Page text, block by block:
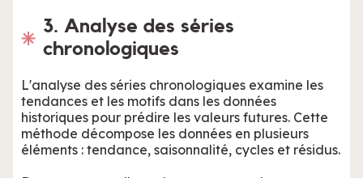
3. Analyse des séries
chronologiques
L'analyse des séries chronologiques examine les
tendances et les motifs dans les données
historiques pour prédire les valeurs futures. Cette
méthode décompose les données en plusieurs
éléments : tendance, saisonnalité, cycles et résidus.